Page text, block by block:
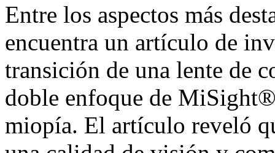
Entre los aspectos más
encuentra un artículo de
transición de una lente de
doble enfoque de
miopía. El artículo reveló